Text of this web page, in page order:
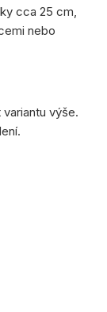
cca 25 cm,
nebo
výše.